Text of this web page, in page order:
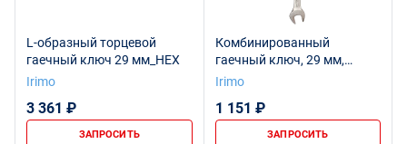
L-образный торцевой
гаечный ключ 29 мм_HEX
Irimo
3 361 ₽
ЗАПРОСИТЬ
Комбинированный
гаечный ключ, 29 мм,
промышленная упаковка
Irimo
1 151 ₽
ЗАПРОСИТЬ